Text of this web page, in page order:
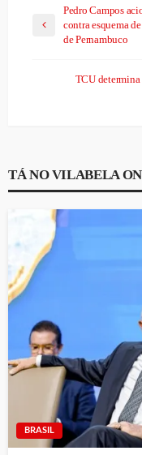
Pedro Campos
contra esquema
de Pernambuco
TCU determina
TÁ NO VILABELA
BRASIL